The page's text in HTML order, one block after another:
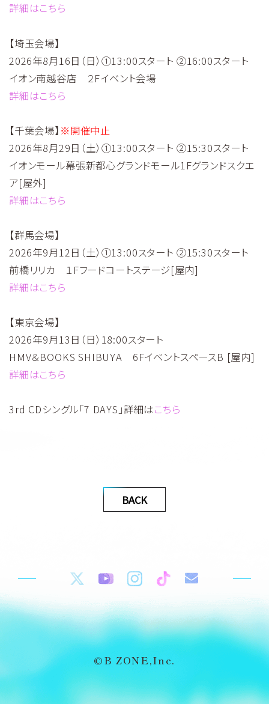
詳細はこちら
【埼玉会場】
2026年8月16日（日）①13:00スタート ②16:00スタート
イオン南越谷店 ２Fイベント会場
詳細はこちら
【千葉会場】 ※開催中止
2026年8月29日（土）①13:00スタート ②15:30スタート
イオンモール幕張新都心グランドモール1Fグランドスクエ
ア[屋外]
詳細はこちら
【群馬会場】
2026年9月12日（土）①13:00スタート ②15:30スタート
前橋リリカ １Fフードコートステージ[屋内]
詳細はこちら
【東京会場】
2026年9月13日（日）18:00スタート
HMV＆BOOKS SHIBUYA 6FイベントスペースB [屋内]
詳細はこちら
3rd CDシングル「7 DAYS」詳細はこちら
BACK
©B ZONE,Inc.